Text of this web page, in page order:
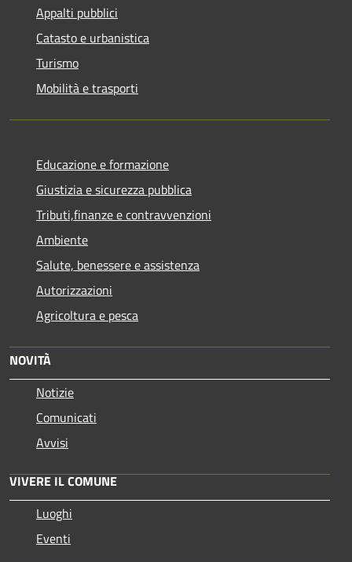
Appalti pubblici
Catasto e urbanistica
Turismo
Mobilità e trasporti
Educazione e formazione
Giustizia e sicurezza pubblica
Tributi,finanze e contravvenzioni
Ambiente
Salute, benessere e assistenza
Autorizzazioni
Agricoltura e pesca
NOVITÀ
Notizie
Comunicati
Avvisi
VIVERE IL COMUNE
Luoghi
Eventi